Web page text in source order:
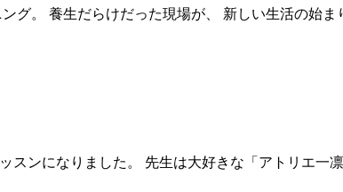
グ。 養生だらけだった現場が、 新しい生活の始
ンになりました。 先生は大好きな「アトリエ一